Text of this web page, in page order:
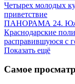
Четырех молодых
приветствие
ПАНОРАМА 24.
Краснодарские
расправившуюся с
Показать ещё
Самое